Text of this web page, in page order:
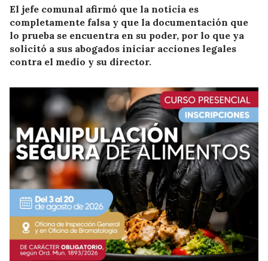
El jefe comunal afirmó que la noticia es
completamente falsa y que la documentación que
lo prueba se encuentra en su poder, por lo que ya
solicitó a sus abogados iniciar acciones legales
contra el medio y su director.